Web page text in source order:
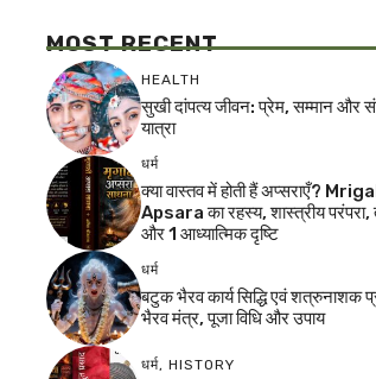
MOST RECENT
HEALTH
सुखी दांपत्य जीवन: प्रेम, सम्मान और
यात्रा
धर्म
क्या वास्तव में होती हैं अप्सराएँ?
Apsara का रहस्य, शास्त्रीय परंपरा,
और 1 आध्यात्मिक दृष्टि
धर्म
बटुक भैरव कार्य सिद्धि एवं शत्रुनाशक
भैरव मंत्र, पूजा विधि और उपाय
धर्म, HISTORY